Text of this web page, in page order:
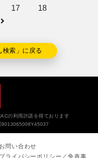
17
18
索」に戻る
の利用許諾を得ております
9013065008Y45037
お問い合わせ